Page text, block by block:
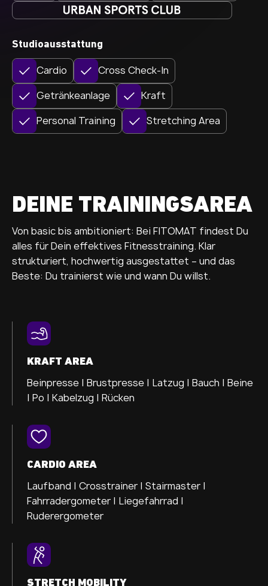
Studioausstattung
Cardio
Cross Check-In
Getränkeanlage
Kraft
Personal Training
Stretching Area
DEINE TRAININGSAREA
Von basic bis ambitioniert: Bei FITOMAT findest Du
alles für Dein effektives Fitnesstraining. Klar
strukturiert, hochwertig ausgestattet – und das
Beste: Du trainierst wie und wann Du willst.
KRAFT AREA
Beinpresse | Brustpresse | Latzug | Bauch | Beine
| Po | Kabelzug | Rücken
CARDIO AREA
Laufband | Crosstrainer | Stairmaster |
Fahrradergometer | Liegefahrrad |
Ruderergometer
STRETCH MOBILITY